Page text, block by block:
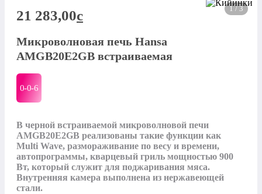
1 / 3
21 283,00c
Микроволновая печь Hansa
AMGB20E2GB встраиваемая
0-0-6
В черной встраиваемой микроволновой печи
AMGB20E2GB реализованы такие функции как
Multi Wave, размораживание по весу и времени,
автопрограммы, кварцевый гриль мощностью 900
Вт, который служит для поджаривания мяса.
Внутренняя камера выполнена из нержавеющей
стали.